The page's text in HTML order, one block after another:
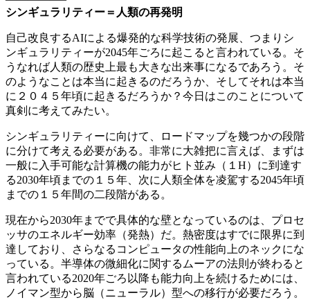
シンギュラリティー＝人類の再発明
自己改良するAIによる爆発的な科学技術の発展、つまりシ
ンギュラリティーが2045年ごろに起こると言われている。そ
うなれば人類の歴史上最も大きな出来事になるであろう。そ
のようなことは本当に起きるのだろうか、そしてそれは本当
に２０４５年頃に起きるだろうか？今日はこのことについて
真剣に考えてみたい。
シンギュラリティーに向けて、ロードマップを幾つかの段階
に分けて考える必要がある。非常に大雑把に言えば、まずは
一般に入手可能な計算機の能力がヒト並み（１H）に到達す
る2030年頃までの１５年、次に人類全体を凌駕する2045年頃
までの１５年間の二段階がある。
現在から2030年までで具体的な壁となっているのは、プロセ
ッサのエネルギー効率（発熱）だ。熱密度はすでに限界に到
達しており、さらなるコンピュータの性能向上のネックにな
っている。半導体の微細化に関するムーアの法則が終わると
言われている2020年ごろ以降も能力向上を続けるためには、
ノイマン型から脳（ニューラル）型への移行が必要だろう。